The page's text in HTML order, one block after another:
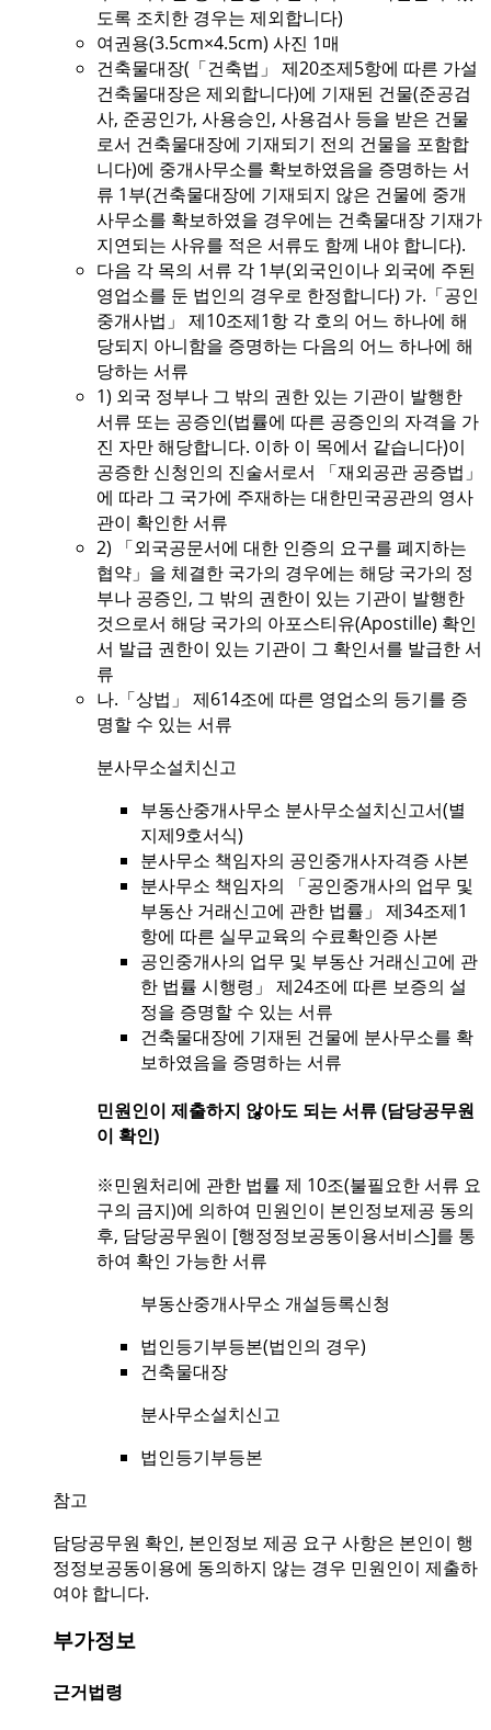
도록 조치한 경우는 제외합니다)
여권용(3.5cm×4.5cm) 사진 1매
건축물대장(「건축법」 제20조제5항에 따른 가설
건축물대장은 제외합니다)에 기재된 건물(준공검
사, 준공인가, 사용승인, 사용검사 등을 받은 건물
로서 건축물대장에 기재되기 전의 건물을 포함합
니다)에 중개사무소를 확보하였음을 증명하는 서
류 1부(건축물대장에 기재되지 않은 건물에 중개
사무소를 확보하였을 경우에는 건축물대장 기재가
지연되는 사유를 적은 서류도 함께 내야 합니다).
다음 각 목의 서류 각 1부(외국인이나 외국에 주된
영업소를 둔 법인의 경우로 한정합니다) 가.「공인
중개사법」 제10조제1항 각 호의 어느 하나에 해
당되지 아니함을 증명하는 다음의 어느 하나에 해
당하는 서류
1) 외국 정부나 그 밖의 권한 있는 기관이 발행한
서류 또는 공증인(법률에 따른 공증인의 자격을 가
진 자만 해당합니다. 이하 이 목에서 같습니다)이
공증한 신청인의 진술서로서 「재외공관 공증법」
에 따라 그 국가에 주재하는 대한민국공관의 영사
관이 확인한 서류
2) 「외국공문서에 대한 인증의 요구를 폐지하는
협약」을 체결한 국가의 경우에는 해당 국가의 정
부나 공증인, 그 밖의 권한이 있는 기관이 발행한
것으로서 해당 국가의 아포스티유(Apostille) 확인
서 발급 권한이 있는 기관이 그 확인서를 발급한 서
류
나.「상법」 제614조에 따른 영업소의 등기를 증
명할 수 있는 서류
분사무소설치신고
부동산중개사무소 분사무소설치신고서(별
지제9호서식)
분사무소 책임자의 공인중개사자격증 사본
분사무소 책임자의 「공인중개사의 업무 및
부동산 거래신고에 관한 법률」 제34조제1
항에 따른 실무교육의 수료확인증 사본
공인중개사의 업무 및 부동산 거래신고에 관
한 법률 시행령」 제24조에 따른 보증의 설
정을 증명할 수 있는 서류
건축물대장에 기재된 건물에 분사무소를 확
보하였음을 증명하는 서류
민원인이 제출하지 않아도 되는 서류 (담당공무원
이 확인)
※민원처리에 관한 법률 제 10조(불필요한 서류 요
구의 금지)에 의하여 민원인이 본인정보제공 동의
후, 담당공무원이 [행정정보공동이용서비스]를 통
하여 확인 가능한 서류
부동산중개사무소 개설등록신청
법인등기부등본(법인의 경우)
건축물대장
분사무소설치신고
법인등기부등본
참고
담당공무원 확인, 본인정보 제공 요구 사항은 본인이 행
정정보공동이용에 동의하지 않는 경우 민원인이 제출하
여야 합니다.
부가정보
근거법령